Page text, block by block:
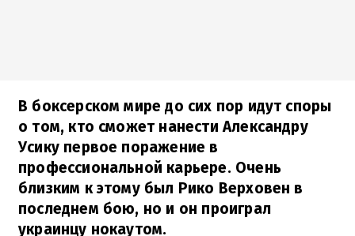
В боксерском мире до сих пор идут споры
о том, кто сможет нанести Александру
Усику первое поражение в
профессиональной карьере. Очень
близким к этому был Рико Верховен в
последнем бою, но и он проиграл
украинцу нокаутом.